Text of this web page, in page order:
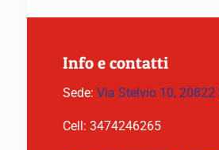
Info e contatti
Sede: Via Stelvio 10, 20822
Cell: 3474246265